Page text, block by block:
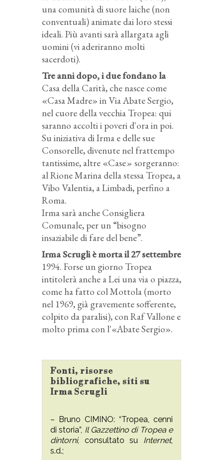
una comunità di suore laiche (non
conventuali) animate dai loro stessi
ideali. Più avanti sarà allargata agli
uomini (vi aderiranno molti
sacerdoti).
Tre anni dopo, i due fondano la
Casa della Carità, che nasce come
«Casa Madre» in Via Abate Sergio,
nel cuore della vecchia Tropea: qui
saranno accolti i poveri d'ora in poi.
Su iniziativa di Irma e delle sue
Consorelle, divenute nel frattempo
tantissime, altre «Case» sorgeranno:
al Rione Marina della stessa Tropea, a
Vibo Valentia, a Limbadi, perfino a
Roma.
Irma sarà anche Consigliera
Comunale, per un “bisogno
insaziabile di fare del bene”.
Irma Scrugli è morta il 27 settembre
1994. Forse un giorno Tropea
intitolerà anche a Lei una via o piazza,
come ha fatto col Mottola (morto
nel 1969, già gravemente sofferente,
colpito da paralisi), con Raf Vallone e
molto prima con l'«Abate Sergio».
Fonti, risorse
bibliografiche, siti su
Irma Scrugli
– Bruno CIMINO: “Tropea, cenni
di storia”, Il Gazzettino di Tropea e
dintorni, consultato su Internet,
s.d.;